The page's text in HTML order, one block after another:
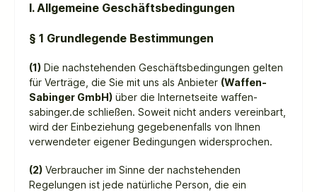
I. Allgemeine Geschäftsbedingungen
§ 1 Grundlegende Bestimmungen
(1) Die nachstehenden Geschäftsbedingungen gelten
für Verträge, die Sie mit uns als Anbieter (Waffen-
Sabinger GmbH) über die Internetseite waffen-
sabinger.de schließen. Soweit nicht anders vereinbart,
wird der Einbeziehung gegebenenfalls von Ihnen
verwendeter eigener Bedingungen widersprochen.
(2) Verbraucher im Sinne der nachstehenden
Regelungen ist jede natürliche Person, die ein